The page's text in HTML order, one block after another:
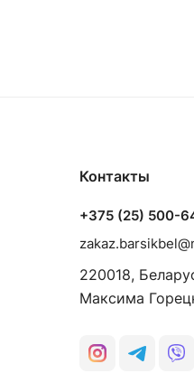
Контакты
+375 (25) 500-
220018,
Максима